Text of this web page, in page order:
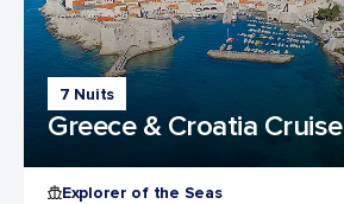
7 Nuits
Greece & Croatia Cruise
Explorer of the Seas